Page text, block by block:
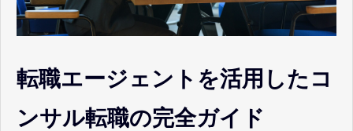
転職エージェントを活用したコ
ンサル転職の完全ガイド